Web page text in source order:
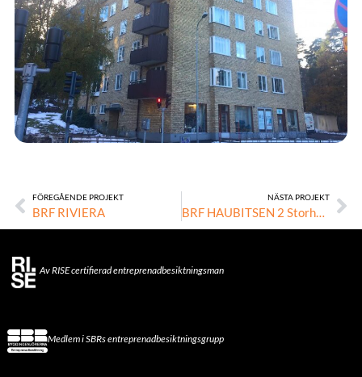
FÖREGÅENDE PROJEKT
BRF RIVIERA
NÄSTA PROJEKT
BRF HAUBITSEN 2 Storholmens Förvaltning
Av RISE certifierad entreprenadbesiktningsman
Medlem i SBRs entreprenadbesiktningsgrupp